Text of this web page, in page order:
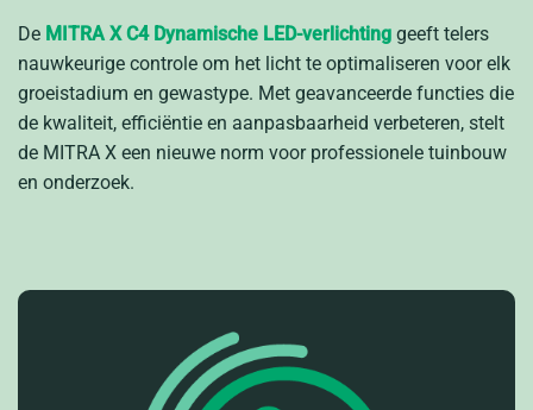
De MITRA X C4 Dynamische LED-verlichting geeft telers
nauwkeurige controle om het licht te optimaliseren voor elk
groeistadium en gewastype. Met geavanceerde functies die
de kwaliteit, efficiëntie en aanpasbaarheid verbeteren, stelt
de MITRA X een nieuwe norm voor professionele tuinbouw
en onderzoek.